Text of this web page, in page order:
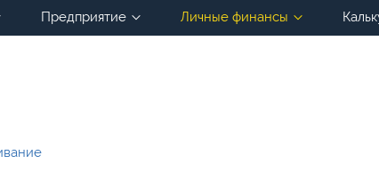
Предприятие Личные финансы